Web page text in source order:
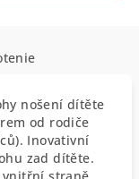
nošení dítěte
od rodiče
Inovativní
zad dítěte.